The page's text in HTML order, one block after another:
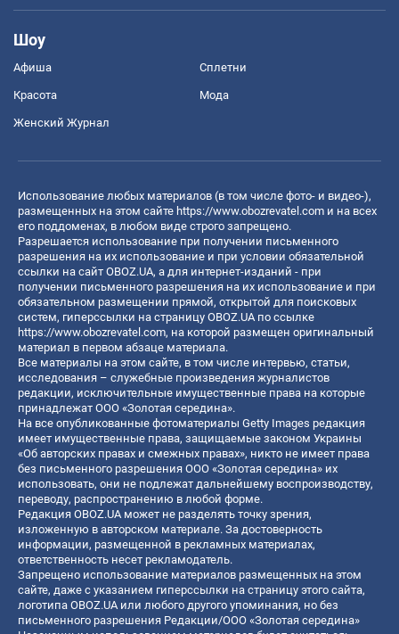
Шоу
Афиша Сплетни
Красота Мода
Женский Журнал
Использование любых материалов (в том числе фото- и видео-),
размещенных на этом сайте https://www.obozrevatel.com и на всех
его поддоменах, в любом виде строго запрещено.
Разрешается использование при получении письменного
разрешения на их использование и при условии обязательной
ссылки на сайт OBOZ.UA, а для интернет-изданий - при
получении письменного разрешения на их использование и при
обязательном размещении прямой, открытой для поисковых
систем, гиперссылки на страницу OBOZ.UA по ссылке
https://www.obozrevatel.com, на которой размещен оригинальный
материал в первом абзаце материала.
Все материалы на этом сайте, в том числе интервью, статьи,
исследования – служебные произведения журналистов
редакции, исключительные имущественные права на которые
принадлежат ООО «Золотая середина».
На все опубликованные фотоматериалы Getty Images редакция
имеет имущественные права, защищаемые законом Украины
«Об авторских правах и смежных правах», никто не имеет права
без письменного разрешения ООО «Золотая середина» их
использовать, они не подлежат дальнейшему воспроизводству,
переводу, распространению в любой форме.
Редакция OBOZ.UA может не разделять точку зрения,
изложенную в авторском материале. За достоверность
информации, размещенной в рекламных материалах,
ответственность несет рекламодатель.
Запрещено использование материалов размещенных на этом
сайте, даже с указанием гиперссылки на страницу этого сайта,
логотипа OBOZ.UA или любого другого упоминания, но без
письменного разрешения Редакции/ООО «Золотая середина»